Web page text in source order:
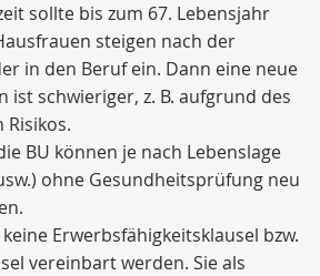
sollte bis zum 67. Lebensjahr
steigen nach der
in den Beruf ein. Dann eine neue
ist schwieriger, z. B. aufgrund des
BU können je nach Lebenslage
ohne Gesundheitsprüfung neu
Erwerbsfähigkeitsklausel bzw.
vereinbart werden. Sie als